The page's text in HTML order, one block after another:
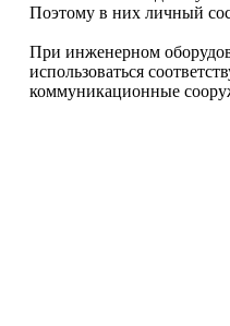
Поэтому в них личный
При инженерном
использоваться
коммуникационные